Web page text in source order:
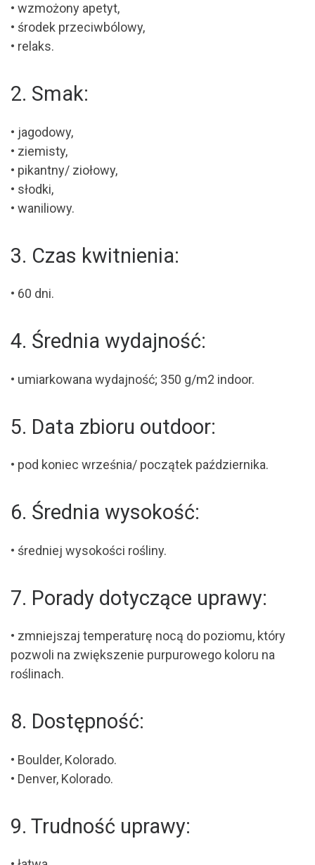
• wzmożony apetyt,
• środek przeciwbólowy,
• relaks.
2. Smak:
• jagodowy,
• ziemisty,
• pikantny/ ziołowy,
• słodki,
• waniliowy.
3. Czas kwitnienia:
• 60 dni.
4. Średnia wydajność:
• umiarkowana wydajność; 350 g/m2 indoor.
5. Data zbioru outdoor:
• pod koniec września/ początek października.
6. Średnia wysokość:
• średniej wysokości rośliny.
7. Porady dotyczące uprawy:
• zmniejszaj temperaturę nocą do poziomu, który
pozwoli na zwiększenie purpurowego koloru na
roślinach.
8. Dostępność:
• Boulder, Kolorado.
• Denver, Kolorado.
9. Trudność uprawy: